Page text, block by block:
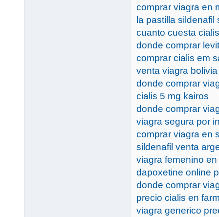
comprar viagra en
la pastilla sildenafil
cuanto cuesta
donde comprar
comprar cialis em
venta viagra bolivia
donde comprar
cialis 5 mg kairos
donde comprar
viagra segura por
comprar viagra en
sildenafil venta
viagra femenino
dapoxetine online
donde comprar
precio cialis en
viagra generico